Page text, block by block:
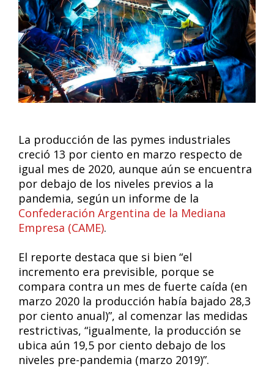
La producción de las pymes industriales
creció 13 por ciento en marzo respecto de
igual mes de 2020, aunque aún se encuentra
por debajo de los niveles previos a la
pandemia, según un informe de la
Confederación Argentina de la Mediana
Empresa (CAME).
El reporte destaca que si bien “el
incremento era previsible, porque se
compara contra un mes de fuerte caída (en
marzo 2020 la producción había bajado 28,3
por ciento anual)”, al comenzar las medidas
restrictivas, “igualmente, la producción se
ubica aún 19,5 por ciento debajo de los
niveles pre-pandemia (marzo 2019)”.